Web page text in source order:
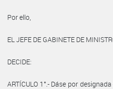
Por ello,
EL JEFE DE GABINETE DE
DECIDE:
ARTÍCULO 1°.- Dáse por